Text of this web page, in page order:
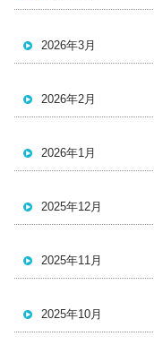
2026年3月
2026年2月
2026年1月
2025年12月
2025年11月
2025年10月